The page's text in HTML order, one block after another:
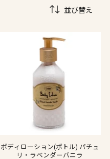
並び替え
ボディローション(ボトル) パチュ
リ・ラベンダーバニラ